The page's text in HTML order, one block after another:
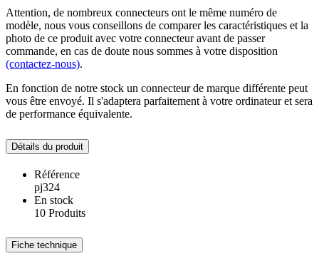
Attention, de nombreux connecteurs ont le même numéro de
modèle, nous vous conseillons de comparer les caractéristiques et la
photo de ce produit avec votre connecteur avant de passer
commande, en cas de doute nous sommes à votre disposition
(contactez-nous).
En fonction de notre stock un connecteur de marque différente peut
vous être envoyé. Il s'adaptera parfaitement à votre ordinateur et sera
de performance équivalente.
Détails du produit
Référence
pj324
En stock
10 Produits
Fiche technique